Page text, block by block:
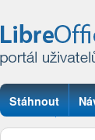
Stáhnout
Otázky